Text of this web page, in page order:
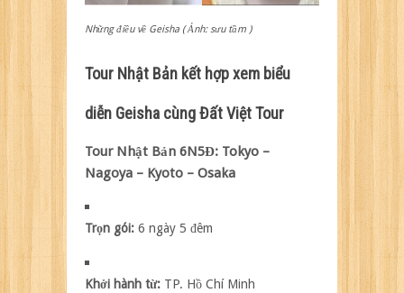
Những điều về Geisha ( Ảnh: sưu tầm )
Tour Nhật Bản kết hợp xem biểu
diễn Geisha cùng Đất Việt Tour
Tour Nhật Bản 6N5Đ: Tokyo –
Nagoya – Kyoto – Osaka
Trọn gói: 6 ngày 5 đêm
Khởi hành từ: TP. Hồ Chí Minh